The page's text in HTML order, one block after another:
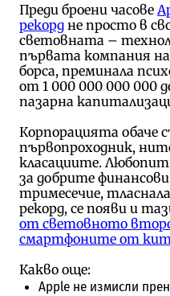
Преди броени часове
рекордне просто в
световната –
първата компания
борса, преминала
от 1 000 000 000 000
пазарна
Корпорацията обаче
първопроходник,
класациите.
за добрите
тримесечие,
рекорд, се появи и
от световното
смартфоните от
Какво още:
Apple не измисли